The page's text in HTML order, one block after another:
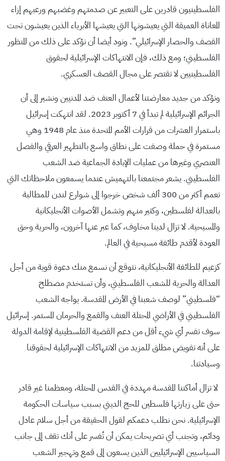
الفلسطينيون قادرين على التعبير عن صدمتهم وغضبهم ورعبهم إزاء
المعاناة العميقة التي يعيشونها التي يعيشها الأبرياء الذين يعيشون تحت
القصف والحصار الإسرائيلي”. ونود أيضا أن نؤكد على ذلك من المنظور
الفلسطيني؛ ومع ذلك، فإن الانتهاكات الإسرائيلية لحقوق
الفلسطينيين لا تقتصر على مجال القصف العسكري.
ونؤكد من جديد معارضتنا لأعمال العنف ضد المدنيين ونشير إلى أن
الجرائم الإسرائيلية لم تبدأ في 7 أكتوبر 2023. لقد انتهكت إسرائيل
باستمرار العشرات من قرارات الأمم المتحدة منذ عام 1948 وهي
مستمرة في حملة وصفت على نطاق واسع بالتطهير العرقي والفصل
العنصري وغيرها من عمليات الإبادة الجماعية ضد الشعب
الفلسطيني. يشعر مجتمعنا بالتهميش عندما يسمعون ملاحظاتك التي
تعمم أكثر من 300 ألف شخص خرجوا إلى شوارع لندن للمطالبة
بالعدالة لفلسطين، وكثير منهم وتشمل الأصوات الأنجليكانية
والمسيحية. لا تزال لدينا مخاوف، كما عبر عنها آخرون، والحرية وحق
العودة لأقدم طائفة مسيحية في العالم.
كزعيم للطائفة الأنجليكانية، نتوقع أن نسمع منك دعوة قوية من أجل
العدالة والحرية للشعب الفلسطيني، وأن تستخدم مصطلح
“فلسطيني” لوصف شعبنا في الأرض المقدسة. يواجه الشعب
الفلسطيني في الأراضي المحتلة العنف والقمع والحرمان المستمر. إسرائيل
سوف تفسر أي شيء أقل من دعم القضية الفلسطينية لإقامة الدولة
على أنه تفويض مطلق للمزيد من الانتهاكات الإسرائيلية لحقوقنا
وسيادتنا.
لا تزال أماكننا المقدسة مهددة في القدس المحتلة، ومعظمنا غير قادر
حتى على زيارتها فلسطين للحج الديني بسبب سياسات الحكومة
الإسرائيلية. نحن نطلب دعمكم لقول الحقيقة من أجل سلام عادل
ودائم، وتجنب أي تصريحات يمكن أن تُفسر على أنك تقف إلى جانب
السياسيين الإسرائيليين الذين يسعون إلى قمع وتهجير الشعب